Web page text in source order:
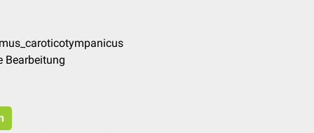
Bearbeitung